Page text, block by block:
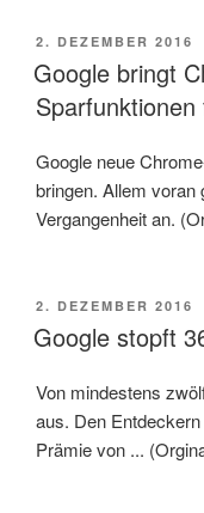
VERÖFFENTLICHT
AM
2. DEZEMBER 2016
Google bringt
Google neue
bringen. Allem voran
Vergangenheit an.
VERÖFFENTLICHT
AM
2. DEZEMBER 2016
Google stopft
Von mindestens
aus. Den
Prämie von ...